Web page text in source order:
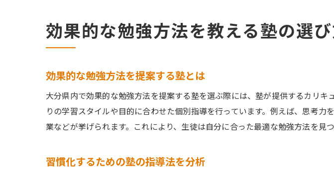
成績向上に直結す
効果的な勉強方法を教える塾の選
効果的な勉強方法を提案する塾とは
大分県内で効果的な勉強方法を提案する塾を選ぶ際には、塾が提供するカリ
りの学習スタイルや目的に合わせた個別指導を行っています。例えば、思考
業などが挙げられます。これにより、生徒は自分に合った最適な勉強方法を見
習慣化するための塾の指導法を分析